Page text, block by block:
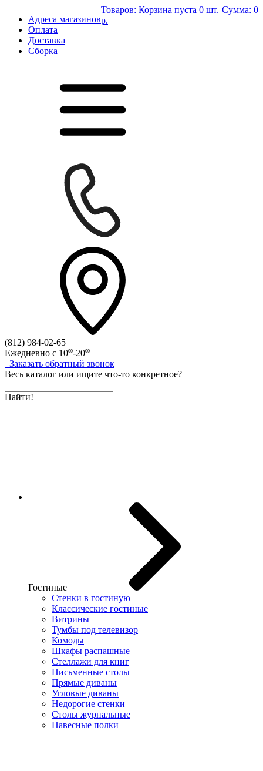
Адреса магазинов
Оплата
Доставка
Сборка
Товаров: Корзина пуста 0 шт. Сумма: 0
р.
(812) 984-02-65
Ежедневно с 1000-2000
Заказать обратный звонок
Весь каталог или ищите что-то конкретное?
Найти!
Гостиные
Стенки в гостиную
Классические гостиные
Витрины
Тумбы под телевизор
Комоды
Шкафы распашные
Стеллажи для книг
Письменные столы
Прямые диваны
Угловые диваны
Недорогие стенки
Столы журнальные
Навесные полки